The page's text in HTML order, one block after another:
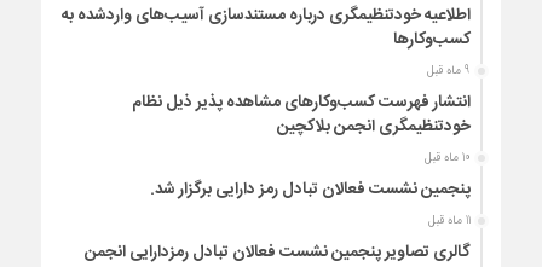
اطلاعیه خودتنظیمگری درباره مستندسازی آسیب‌های واردشده به
کسب‌وکارها
9 ماه قبل
انتشار فهرست کسب‌وکارهای مشاهده پذیر ذیل نظام
خودتنظیمگری انجمن بلاکچین
10 ماه قبل
پنجمین نشست فعالان تبادل رمز دارایی برگزار شد.
11 ماه قبل
گالری تصاویر پنجمین نشست فعالان تبادل رمزدارایی انجمن